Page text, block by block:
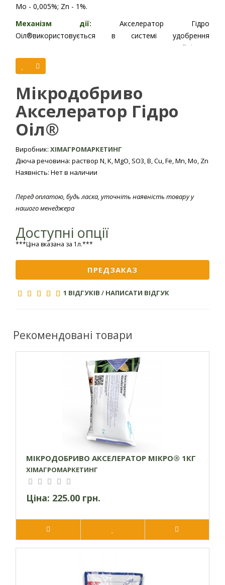
Mo - 0,005%; Zn - 1%.
Механізм дії: Акселератор Гідро
Оіл®використовується в системі удобрення
сільськогосподарських культур. Завдяки хелатній формі
легко засвоюється і забезпечує рослини поживними
елементами, а також забезпечує ліквідацію дефіциту
Реєстрація препарату:
Культура
Обприскування
в період
вегетації
1,0-2,0
Соняшник
половині
вегетації
Бутонизация,
Кукурудза
Мікродобриво
Акселератор Гідро
Оіл®
Виробник: ХІМАГРОМАРКЕТИНГ
Діюча речовина: раствор N, K, MgO, SO3, B, Cu, Fe, Mn, Mo, Zn
Наявність: Нет в наличии
Перед оплатою, будь ласка, уточніть наявність товару у
нашого менеджера
Доступні опції
***Ціна вказана за 1л.***
ПРЕДЗАКАЗ
1 ВІДГУКІВ / НАПИСАТИ ВІДГУК
Рекомендовані товари
МІКРОДОБРИВО АКСЕЛЕРАТОР МІКРО® 1КГ
ХІМАГРОМАРКЕТИНГ
Ціна: 225.00 грн.